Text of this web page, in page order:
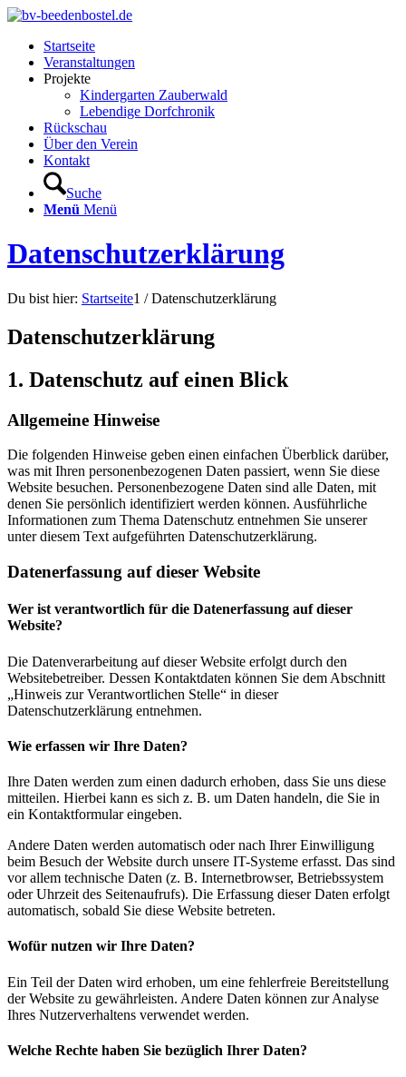
Startseite
Veranstaltungen
Projekte
Kindergarten Zauberwald
Lebendige Dorfchronik
Rückschau
Über den Verein
Kontakt
Suche
Menü Menü
Datenschutzerklärung
Du bist hier: Startseite1 / Datenschutzerklärung
Datenschutz­erklärung
1. Datenschutz auf einen Blick
Allgemeine Hinweise
Die folgenden Hinweise geben einen einfachen Überblick darüber,
was mit Ihren personenbezogenen Daten passiert, wenn Sie diese
Website besuchen. Personenbezogene Daten sind alle Daten, mit
denen Sie persönlich identifiziert werden können. Ausführliche
Informationen zum Thema Datenschutz entnehmen Sie unserer
unter diesem Text aufgeführten Datenschutzerklärung.
Datenerfassung auf dieser Website
Wer ist verantwortlich für die Datenerfassung auf dieser
Website?
Die Datenverarbeitung auf dieser Website erfolgt durch den
Websitebetreiber. Dessen Kontaktdaten können Sie dem Abschnitt
„Hinweis zur Verantwortlichen Stelle“ in dieser
Datenschutzerklärung entnehmen.
Wie erfassen wir Ihre Daten?
Ihre Daten werden zum einen dadurch erhoben, dass Sie uns diese
mitteilen. Hierbei kann es sich z. B. um Daten handeln, die Sie in
ein Kontaktformular eingeben.
Andere Daten werden automatisch oder nach Ihrer Einwilligung
beim Besuch der Website durch unsere IT-Systeme erfasst. Das sind
vor allem technische Daten (z. B. Internetbrowser, Betriebssystem
oder Uhrzeit des Seitenaufrufs). Die Erfassung dieser Daten erfolgt
automatisch, sobald Sie diese Website betreten.
Wofür nutzen wir Ihre Daten?
Ein Teil der Daten wird erhoben, um eine fehlerfreie Bereitstellung
der Website zu gewährleisten. Andere Daten können zur Analyse
Ihres Nutzerverhaltens verwendet werden.
Welche Rechte haben Sie bezüglich Ihrer Daten?